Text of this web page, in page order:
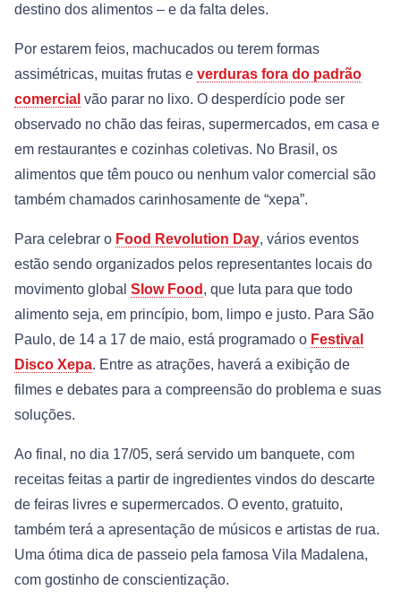
destino dos alimentos – e da falta deles.
Por estarem feios, machucados ou terem formas
assimétricas, muitas frutas e verduras fora do padrão
comercial vão parar no lixo. O desperdício pode ser
observado no chão das feiras, supermercados, em casa e
em restaurantes e cozinhas coletivas. No Brasil, os
alimentos que têm pouco ou nenhum valor comercial são
também chamados carinhosamente de “xepa”.
Para celebrar o Food Revolution Day, vários eventos
estão sendo organizados pelos representantes locais do
movimento global Slow Food , que luta para que todo
alimento seja, em princípio, bom, limpo e justo. Para São
Paulo, de 14 a 17 de maio, está programado o Festival
Disco Xepa. Entre as atrações, haverá a exibição de
filmes e debates para a compreensão do problema e suas
soluções.
Ao final, no dia 17/05, será servido um banquete, com
receitas feitas a partir de ingredientes vindos do descarte
de feiras livres e supermercados. O evento, gratuito,
também terá a apresentação de músicos e artistas de rua.
Uma ótima dica de passeio pela famosa Vila Madalena,
com gostinho de conscientização.